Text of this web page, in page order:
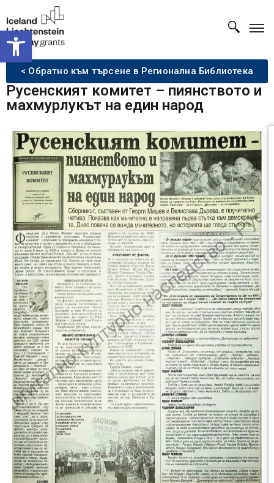
Open toolbar
< Обратно към търсене в Регионална Библиотека
Русенският комитет – пиянството и
махмурлукът на един народ